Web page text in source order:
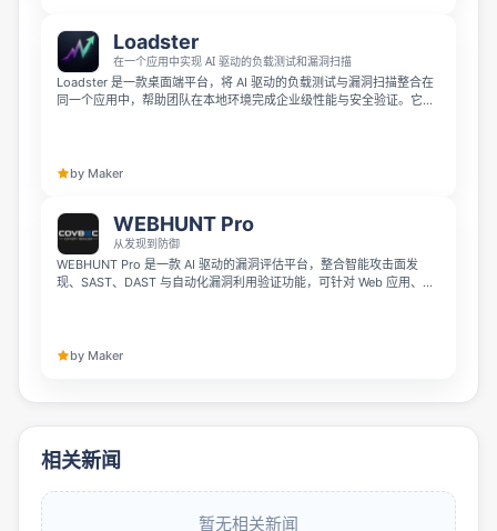
Loadster
在一个应用中实现 AI 驱动的负载测试和漏洞扫描
Loadster 是一款桌面端平台，将 AI 驱动的负载测试与漏洞扫描整合在
同一个应用中，帮助团队在本地环境完成企业级性能与安全验证。它可
by Maker
WEBHUNT Pro
从发现到防御
WEBHUNT Pro 是一款 AI 驱动的漏洞评估平台，整合智能攻击面发
现、SAST、DAST 与自动化漏洞利用验证功能，可针对 Web 应用、
by Maker
相关新闻
暂无相关新闻